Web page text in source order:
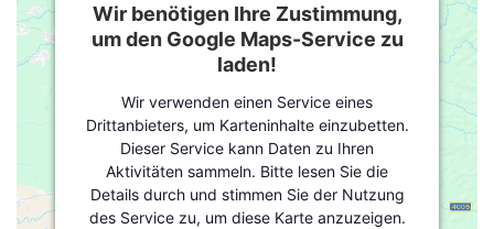
Wir benötigen Ihre Zustimmung,
um den Google Maps-Service zu
laden!
Wir verwenden einen Service eines
Drittanbieters, um Karteninhalte einzubetten.
Dieser Service kann Daten zu Ihren
Aktivitäten sammeln. Bitte lesen Sie die
Details durch und stimmen Sie der Nutzung
des Service zu, um diese Karte anzuzeigen.